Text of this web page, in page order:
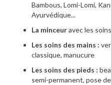
Bambous, Lomi-Lomi,
Ayurvédique...
La minceuravec les
Les soins des mains :
classique, manucure
Les soins des pieds :
semi-permanent, pose